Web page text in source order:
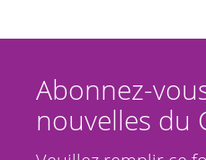
Abonnez-
nouvelles du